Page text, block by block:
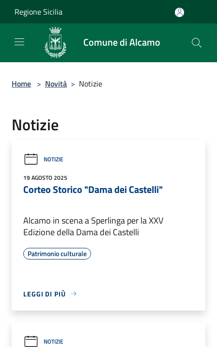
Regione Sicilia
Comune di Alcamo
Home > Novità > Notizie
Notizie
NOTIZIE
19 AGOSTO 2025
Corteo Storico "Dama dei Castelli"
Alcamo in scena a Sperlinga per la XXV
Edizione della Dama dei Castelli
Patrimonio culturale
LEGGI DI PIÙ
NOTIZIE